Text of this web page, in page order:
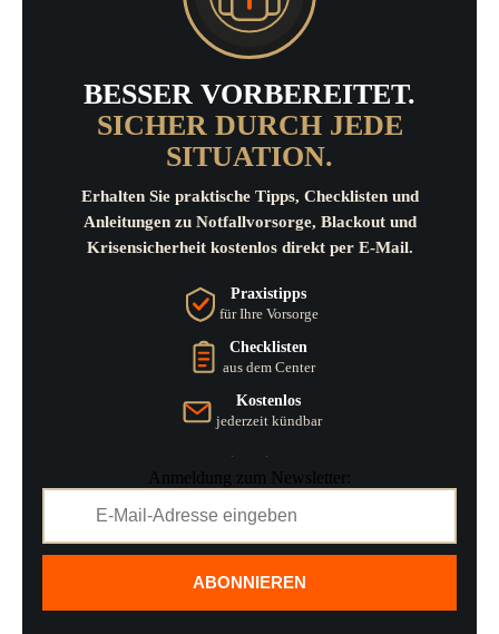
BESSER VORBEREITET.
SICHER DURCH JEDE
SITUATION.
Erhalten Sie praktische Tipps, Checklisten und
Anleitungen zu Notfallvorsorge, Blackout und
Krisensicherheit kostenlos direkt per E-Mail.
Praxistipps
für Ihre Vorsorge
Checklisten
aus dem Center
Kostenlos
jederzeit kündbar
Anmeldung zum Newsletter:
ABONNIEREN